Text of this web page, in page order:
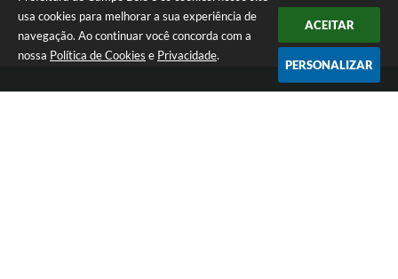
usa cookies para melhorar a sua experiência de
navegação. Ao continuar você concorda com a
nossa Política de Cookies e Privacidade.
ACEITAR
PERSONALIZAR